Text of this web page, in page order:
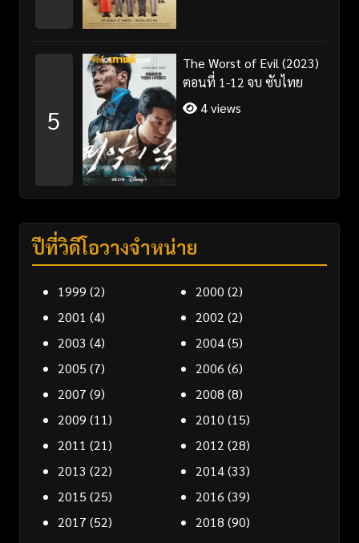
5
The Worst of Evil (2023)
ตอนที่ 1-12 จบ ซับไทย
4 views
ปีที่วิดีโอวางจำหน่าย
1999 (2) 2000 (2)
2001 (4) 2002 (2)
2003 (4) 2004(5)
2005 (7) 2006 (6)
2007 (9) 2008 (8)
2009 (11) 2010 (15)
2011 (21) 2012 (28)
2013 (22) 2014(33)
2015 (25) 2016 (39)
2017 (52) 2018 (90)